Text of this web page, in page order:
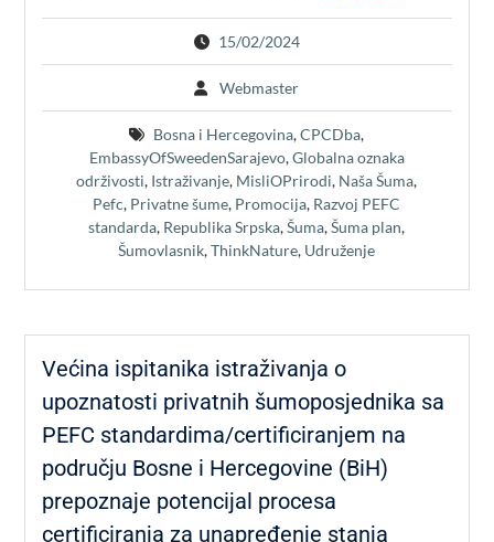
15/02/2024
Webmaster
Bosna i Hercegovina,CPCDba,
EmbassyOfSweedenSarajevo,Globalna oznaka
održivosti, Istraživanje, MisliOPrirodi, Naša Šuma,
Pefc, Privatne šume, Promocija, Razvoj PEFC
standarda, Republika Srpska,Šuma,Šuma plan,
Šumovlasnik,ThinkNature, Udruženje
Većina ispitanika istraživanja o
upoznatosti privatnih šumoposjednika sa
PEFC standardima/certificiranjem na
području Bosne i Hercegovine (BiH)
prepoznaje potencijal procesa
certificiranja za unapređenje stanja